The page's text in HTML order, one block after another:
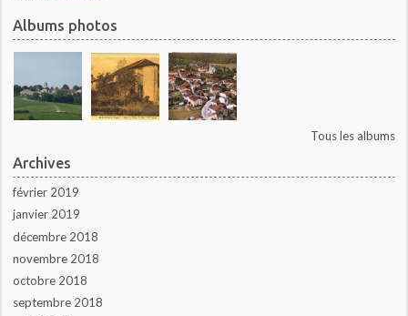
Albums photos
Tous les albums
Archives
février 2019
janvier 2019
décembre 2018
novembre 2018
octobre 2018
septembre 2018